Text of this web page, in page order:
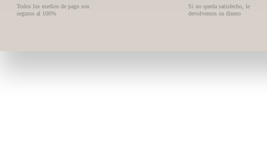
Todos los medios de pago son
seguros al 100%
Si no queda satisfecho, le
devolvemos su dinero